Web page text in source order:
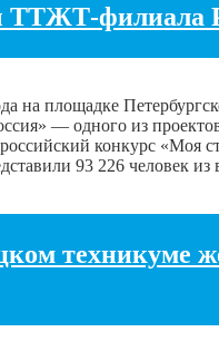
ТТЖТ-филиала
на площадке
— одного из
конкурс «Моя
93 226 человек